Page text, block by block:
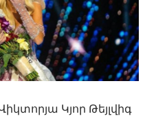
Կյոր Թեյլվիգ